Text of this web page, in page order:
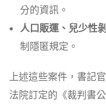
分的資訊。
人口販運、兒少性
制隱匿規定。
上述這些案件，書記
法院訂定的《裁判書